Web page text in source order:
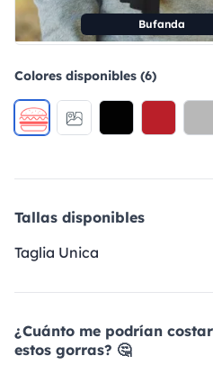
Bufanda
Colores disponibles (6)
Tallas disponibles
Taglia Unica
¿Cuánto me podrían costar
estos gorras? 🤔